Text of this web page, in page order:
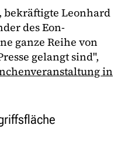
Leonhard
des Eon-
ganze Reihe von
gelangt sind",
in